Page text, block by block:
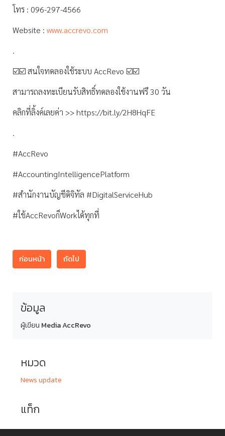
โทร : 096-297-4566
Website : www.accrevo.com
.
☑️☑️ สนใจทดลองใช้ระบบ AccRevo ☑️☑️
สามารถลงทะเบียนรับสิทธิ์ทดลองใช้งานฟรี 30 วัน
คลิกที่ลิ้งค์เลยค่า >> https://bit.ly/2H8HqFE
.
#AccRevo
#AccountingIntelligencePlatform
#สำนักงานบัญชีดิจิทัล #DigitalServiceHub
#ใช้AccRevoก็Workได้ทุกที่
ก่อนหน้า ถัดไป
ข้อมูล
ผู้เขียน Media AccRevo
หมวด
News update
แท็ก